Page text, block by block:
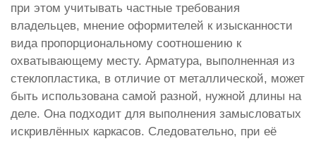
при этом учитывать частные требования
владельцев, мнение оформителей к изысканности
вида пропорциональному соотношению к
охватывающему месту. Арматура, выполненная из
стеклопластика, в отличие от металлической, может
быть использована самой разной, нужной длины на
деле. Она подходит для выполнения замысловатых
искривлённых каркасов. Следовательно, при её